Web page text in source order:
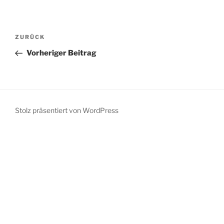
Beitragsnavigation
Vorheriger
Beitrag
ZURÜCK
Vorheriger Beitrag
Stolz präsentiert von WordPress